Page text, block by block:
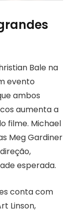
Bale na
evento
ambos
aumenta a
filme. Michael
Meg Gardiner
esperada.
conta com
Linson,